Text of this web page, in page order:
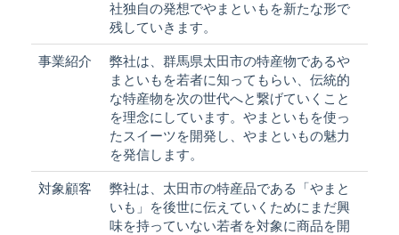
社独自の発想でやまといもを新たな形で
残していきます。
事業紹介
弊社は、群馬県太田市の特産物であるや
まといもを若者に知ってもらい、伝統的
な特産物を次の世代へと繋げていくこと
を理念にしています。やまといもを使っ
たスイーツを開発し、やまといもの魅力
を発信します。
対象顧客
弊社は、太田市の特産品である「やまと
いも」を後世に伝えていくためにまだ興
味を持っていない若者を対象に商品を開